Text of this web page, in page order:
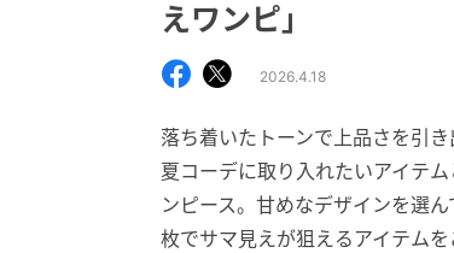
えワンピ」
2026.4.18
落ち着いたトーンで上品さを引
夏コーデに取り入れたいアイテ
ンピース。甘めなデザインを選
枚でサマ見えが狙えるアイテムを